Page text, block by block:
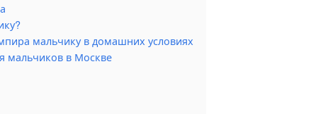
мальчику в домашних условиях
мальчиков в Москве